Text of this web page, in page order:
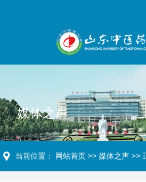
媒体之声
当前位置： 网站首页 >> 媒体之声 >>